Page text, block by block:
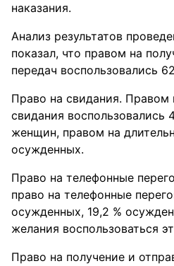
наказания.
Анализ результатов
показал, что правом на
передач воспользовались
Право на свидания. Правом
свидания воспользовались
женщин, правом на
осужденных.
Право на телефонные
право на телефонные
осужденных, 19,2 %
желания воспользоваться
Право на получение и